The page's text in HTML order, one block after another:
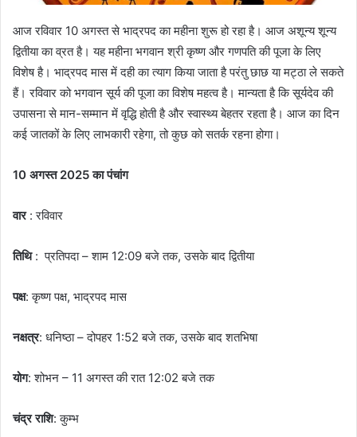
आज रविवार 10 अगस्त से भाद्रपद का महीना शुरू हो रहा है। आज अशून्य शून्य
द्वितीया का व्रत है। यह महीना भगवान श्री कृष्ण और गणपति की पूजा के लिए
विशेष है। भाद्रपद मास में दही का त्याग किया जाता है परंतु छाछ या मट्ठा ले सकते
हैं। रविवार को भगवान सूर्य की पूजा का विशेष महत्व है। मान्यता है कि सूर्यदेव की
उपासना से मान-सम्मान में वृद्धि होती है और स्वास्थ्य बेहतर रहता है। आज का दिन
कई जातकों के लिए लाभकारी रहेगा, तो कुछ को सतर्क रहना होगा।
10 अगस्त 2025 का पंचांग
वार: रविवार
तिथि: प्रतिपदा – शाम 12:09 बजे तक, उसके बाद द्वितीया
पक्ष: कृष्ण पक्ष, भाद्रपद मास
नक्षत्र: धनिष्ठा – दोपहर 1:52 बजे तक, उसके बाद शतभिषा
योग: शोभन – 11 अगस्त की रात 12:02 बजे तक
चंद्र राशि: कुम्भ